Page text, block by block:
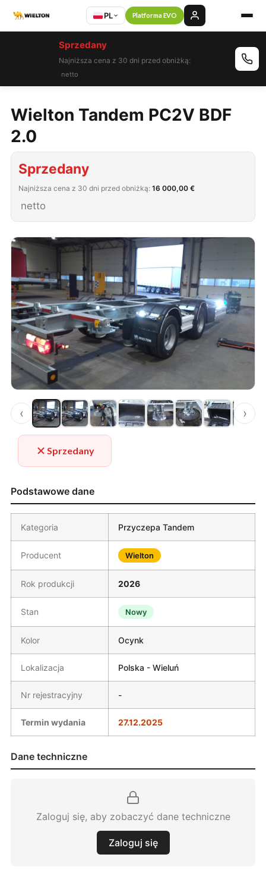
PL Platforma EVO
Sprzedany
Najniższa cena z 30 dni przed obniżką:
netto
Wielton Tandem PC2V BDF
2.0
Sprzedany
Najniższa cena z 30 dni przed obniżką: 16 000,00 €
netto
‹ ›
Sprzedany
Podstawowe dane
Kategoria Przyczepa Tandem
Producent Wielton
Rok produkcji 2026
Stan Nowy
Kolor Ocynk
Lokalizacja Polska - Wieluń
Nr rejestracyjny -
Termin wydania 27.12.2025
Dane techniczne
Zaloguj się, aby zobaczyć dane techniczne
Zaloguj się